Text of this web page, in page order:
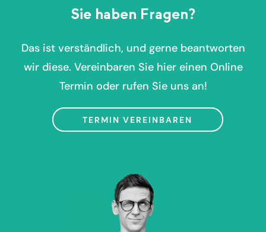
Sie haben Fragen?
Das ist verständlich, und gerne beantworten
wir diese. Vereinbaren Sie hier einen Online
Termin oder rufen Sie uns an!
TERMIN VEREINBAREN